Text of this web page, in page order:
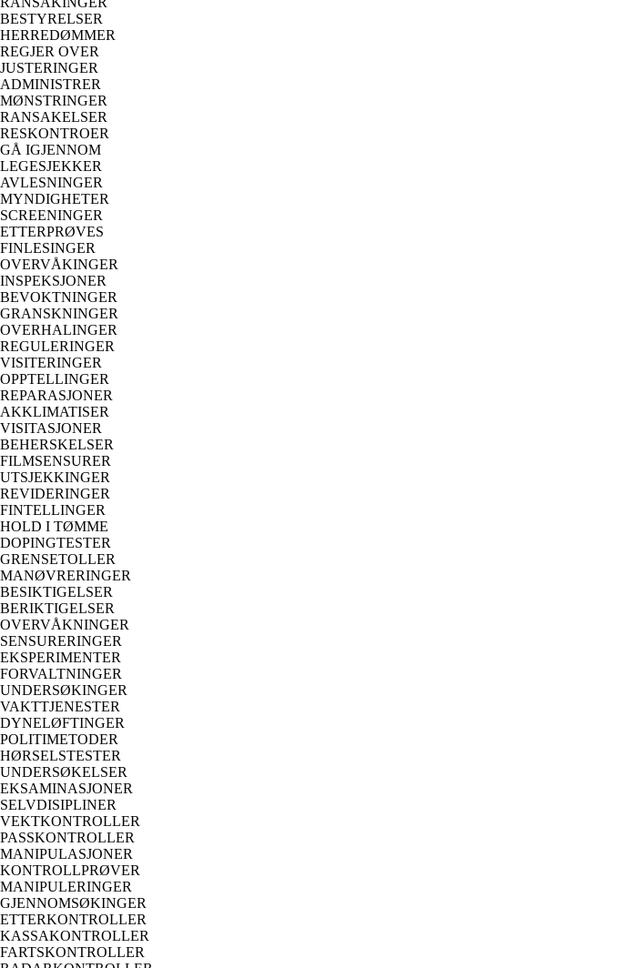
BESTYRELSER
HERREDØMMER
REGJER OVER
JUSTERINGER
ADMINISTRER
MØNSTRINGER
RANSAKELSER
RESKONTROER
GÅ IGJENNOM
LEGESJEKKER
AVLESNINGER
MYNDIGHETER
SCREENINGER
ETTERPRØVES
FINLESINGER
OVERVÅKINGER
INSPEKSJONER
BEVOKTNINGER
GRANSKNINGER
OVERHALINGER
REGULERINGER
VISITERINGER
OPPTELLINGER
REPARASJONER
AKKLIMATISER
VISITASJONER
BEHERSKELSER
FILMSENSURER
UTSJEKKINGER
REVIDERINGER
FINTELLINGER
HOLD I TØMME
DOPINGTESTER
GRENSETOLLER
MANØVRERINGER
BESIKTIGELSER
BERIKTIGELSER
OVERVÅKNINGER
SENSURERINGER
EKSPERIMENTER
FORVALTNINGER
UNDERSØKINGER
VAKTTJENESTER
DYNELØFTINGER
POLITIMETODER
HØRSELSTESTER
UNDERSØKELSER
EKSAMINASJONER
SELVDISIPLINER
VEKTKONTROLLER
PASSKONTROLLER
MANIPULASJONER
KONTROLLPRØVER
MANIPULERINGER
GJENNOMSØKINGER
ETTERKONTROLLER
KASSAKONTROLLER
FARTSKONTROLLER